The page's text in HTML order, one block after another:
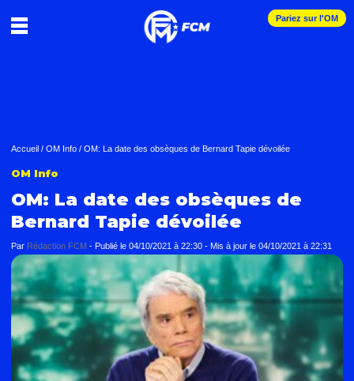
Pariez sur l'OM
Accueil / OM Info / OM: La date des obsèques de Bernard Tapie dévoilée
OM Info
OM: La date des obsèques de
Bernard Tapie dévoilée
Par Rédaction FCM - Publié le 04/10/2021 à 22:30 - Mis à jour le 04/10/2021 à 22:31